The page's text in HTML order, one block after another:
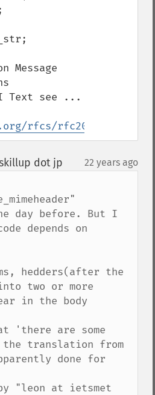
Text see ...
rfcs/rfc2047.html
dot jp 22 years ago
day before. But I
depends on
hedders(after the
two or more
in the body
'there are some
the translation from
done for
"leon at ietsmet